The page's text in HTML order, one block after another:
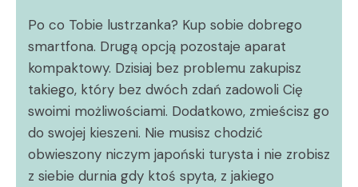
Po co Tobie lustrzanka? Kup sobie dobrego
smartfona. Drugą opcją pozostaje aparat
kompaktowy. Dzisiaj bez problemu zakupisz
takiego, który bez dwóch zdań zadowoli Cię
swoimi możliwościami. Dodatkowo, zmieścisz go
do swojej kieszeni. Nie musisz chodzić
obwieszony niczym japoński turysta i nie zrobisz
z siebie durnia gdy ktoś spyta, z jakiego